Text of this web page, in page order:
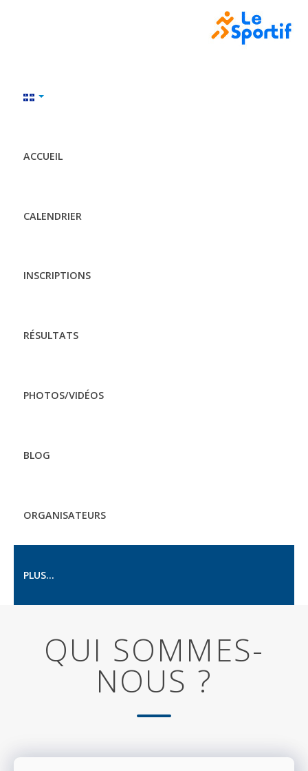
ACCUEIL
CALENDRIER
INSCRIPTIONS
RÉSULTATS
PHOTOS/VIDÉOS
BLOG
ORGANISATEURS
PLUS...
QUI SOMMES-
NOUS ?